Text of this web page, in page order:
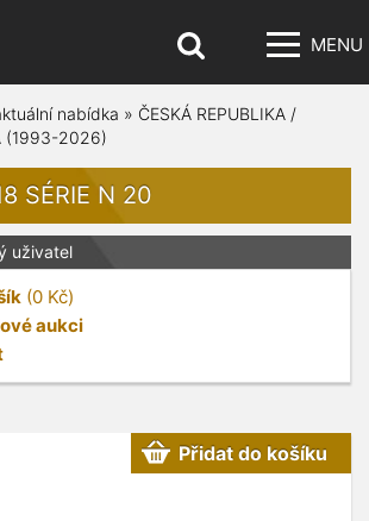
MENU
nabídka » ČESKÁ REPUBLIKA /
(1993-2026)
SÉRIE N 20
uživatel
(0 Kč)
aukci
Přidat do košíku